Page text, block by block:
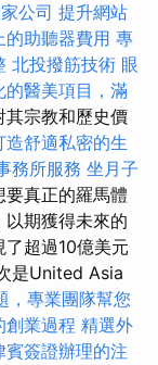
公司 提升網站
助聽器費用 專
北投撥筋技術 眼
的醫美項目，滿
其宗教和歷史價
舒適私密的生
務所服務 坐月子
要真正的羅馬體
期獲得未來的
超過10億美元
是United Asia
，專業團隊幫您
創業過程 精選外
賓簽證辦理的注